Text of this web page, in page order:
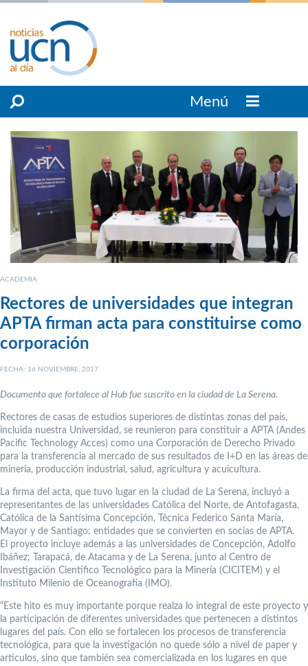
Menú
ACADEMIA
Rectores de universidades que integran
APTA firman acta para constituirse como
corporación
FECHA: 16 NOVIEMBRE, 2017
Documento que fortalece al Hub fue suscrito en la ciudad de La Serena.
Rectores de casas de estudios superiores de distintas zonas del país,
incluida nuestra Universidad, se reunieron para constituir a APTA (Andes
Pacific Technology Acces) como una Corporación de Derecho Privado
para la transferencia al mercado de sus resultados de I+D en las áreas de
minería, producción industrial, salud, agricultura y acuicultura.
La firma del acta, que tuvo lugar en la ciudad de La Serena, incluyó a
representantes de las universidades Católica del Norte, de Antofagasta,
Católica de la Santísima Concepción, Técnica Federico Santa María,
Mayor y de Santiago; entidades que se convierten en socias de APTA.
El proyecto incluye además a las universidades de Concepción, Adolfo
Ibáñez; Tarapacá, de Atacama y de La Serena, junto al Centro de
Investigación Científico Tecnológico para la Minería (CICITEM) y el
Instituto Milenio de Oceanografía (IMO).
“Este hito es muy importante porque realza lo integral de este proyecto y
la participación de diferentes universidades que pertenecen a distintos
lugares del país. Con ello se fortalecen los procesos de transferencia
tecnológica, para que la investigación no quede sólo a nivel de paper y
artículos, sino que también sea comercializada en los lugares en que